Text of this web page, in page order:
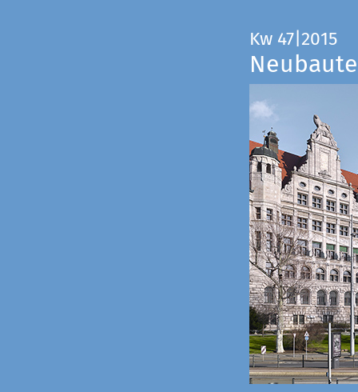
Kw 47|2015